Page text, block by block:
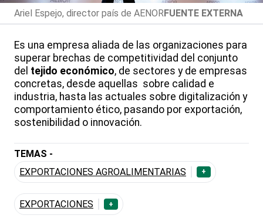
Ariel Espejo, director país de AENORFUENTE EXTERNA
Es una empresa aliada de las organizaciones para
superar brechas de competitividad del conjunto
del tejido económico, de sectores y de empresas
concretas, desde aquellas sobre calidad e
industria, hasta las actuales sobre digitalización y
comportamiento ético, pasando por exportación,
sostenibilidad o innovación.
TEMAS -
EXPORTACIONES AGROALIMENTARIAS
+
EXPORTACIONES +